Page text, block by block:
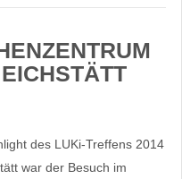
des LUKi-Treffens 2014
war der Besuch im